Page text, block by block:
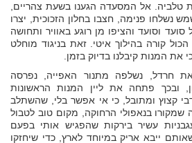
טלביה. אל המסעדה הגענו בשעת צהריים,
נשלחו פנימה, חצבו בחלון הזכוכית, יצרו
וסועד והציפו מן רוגע באוויר ותחושה
קורה בהילוך איטי. זאת בניגוד מוחלט
המנות קיבלנו בדיוק בזמן.
חרדל, נשלפה מתנור האפייה, נפרסה
ובכך פתחה את ליין המנות הראשונות
קצוץ ומתובל, כי אי אפשר בלי, שהשתלב
שמקורו בנאפולי הרחוקה, מקום טוב לטבול
עשיר בירקות שהפגיש אותי בפעם
ייבא אריק במיוחד לארץ, כדי שיחזקו